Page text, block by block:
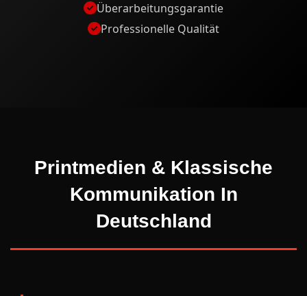
Überarbeitungsgarantie
Professionelle Qualität
Printmedien & Klassische
Kommunikation In
Deutschland